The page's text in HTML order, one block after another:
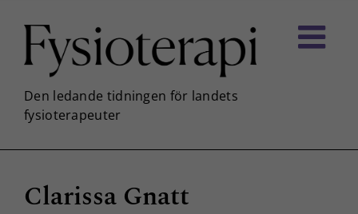
innehållet
Clarissa Gnatt